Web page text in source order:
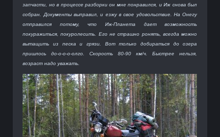
запчасти, но в процессе разборки он мне понравился, и Иж снова был
собран. Документы выправил, и езжу в свое удовольствие. На Онегу
отправился потому, что Иж-Планета дает возможность
покуражиться, покуролесить. Его не страшно ронять, всегда можно
вытащить из песка и грязи. Вот только добираться до озера
пришлось до-о-о-о-олго. Скорость 80-90 км/ч. Быстрее нельзя,
возраст надо уважать.